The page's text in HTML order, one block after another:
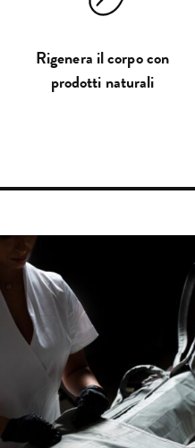
Rigenera il corpo con
prodotti naturali